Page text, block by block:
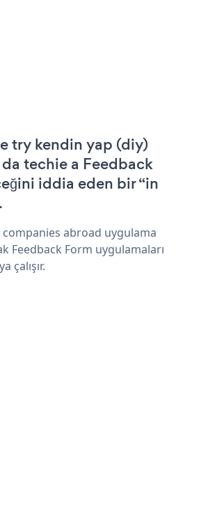
try kendin yap (diy)
techie a Feedback
iddia eden bir “in
abroad uygulama
Feedback Form uygulamaları
çalışır.